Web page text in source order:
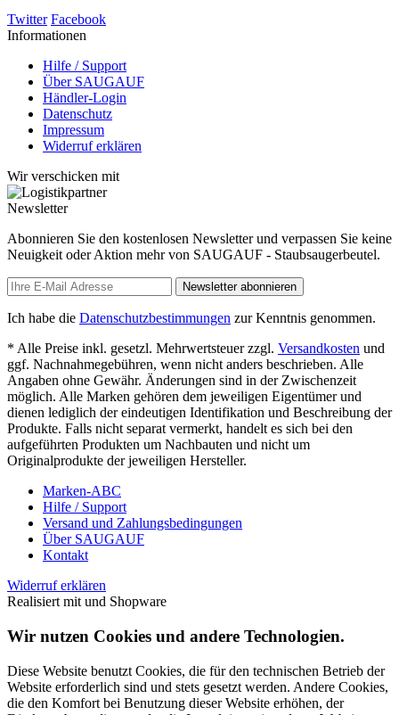
Twitter Facebook
Informationen
Hilfe / Support
Über SAUGAUF
Händler-Login
Datenschutz
Impressum
Widerruf erklären
Wir verschicken mit
Newsletter
Abonnieren Sie den kostenlosen Newsletter und verpassen Sie keine
Neuigkeit oder Aktion mehr von SAUGAUF - Staubsaugerbeutel.
Newsletter abonnieren
Ich habe die Datenschutzbestimmungen zur Kenntnis genommen.
* Alle Preise inkl. gesetzl. Mehrwertsteuer zzgl. Versandkosten und
ggf. Nachnahmegebühren, wenn nicht anders beschrieben. Alle
Angaben ohne Gewähr. Änderungen sind in der Zwischenzeit
möglich. Alle Marken gehören dem jeweiligen Eigentümer und
dienen lediglich der eindeutigen Identifikation und Beschreibung der
Produkte. Falls nicht separat vermerkt, handelt es sich bei den
aufgeführten Produkten um Nachbauten und nicht um
Originalprodukte der jeweiligen Hersteller.
Marken-ABC
Hilfe / Support
Versand und Zahlungsbedingungen
Über SAUGAUF
Kontakt
Widerruf erklären
Realisiert mit und Shopware
Wir nutzen Cookies und andere Technologien.
Diese Website benutzt Cookies, die für den technischen Betrieb der
Website erforderlich sind und stets gesetzt werden. Andere Cookies,
die den Komfort bei Benutzung dieser Website erhöhen, der